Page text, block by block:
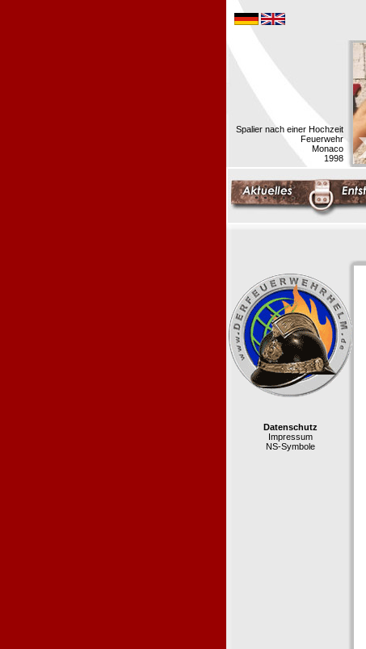
Spalier nach einer Hochzeit
Feuerwehr
Monaco
1998
Datenschutz
Impressum
NS-Symbole